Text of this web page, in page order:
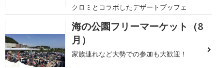
クロミとコラボしたデザートブッフェ
海の公園フリーマーケット（8
月）
家族連れなど大勢での参加も大歓迎！